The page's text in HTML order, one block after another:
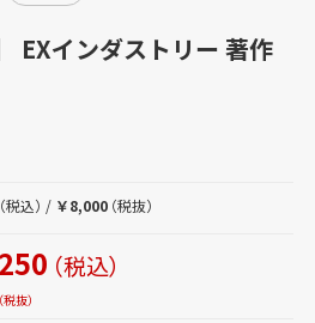
EXインダストリー 著作
（税込） / ￥8,000 （税抜）
（税込）
（税抜）